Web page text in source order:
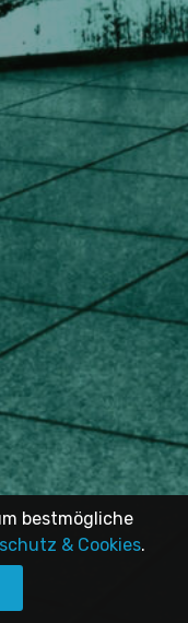
bestmögliche
& Cookies.